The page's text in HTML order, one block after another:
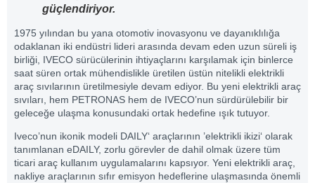
güçlendiriyor.
1975 yılından bu yana otomotiv inovasyonu ve dayanıklılığa
odaklanan iki endüstri lideri arasında devam eden uzun süreli iş
birliği, IVECO sürücülerinin ihtiyaçlarını karşılamak için binlerce
saat süren ortak mühendislikle üretilen üstün nitelikli elektrikli
araç sıvılarının üretilmesiyle devam ediyor. Bu yeni elektrikli araç
sıvıları, hem PETRONAS hem de IVECO’nun sürdürülebilir bir
geleceğe ulaşma konusundaki ortak hedefine ışık tutuyor.
Iveco’nun ikonik modeli DAILY‘ araçlarının ’elektrikli ikizi‘ olarak
tanımlanan eDAILY, zorlu görevler de dahil olmak üzere tüm
ticari araç kullanım uygulamalarını kapsıyor. Yeni elektrikli araç,
nakliye araçlarının sıfır emisyon hedeflerine ulaşmasında önemli